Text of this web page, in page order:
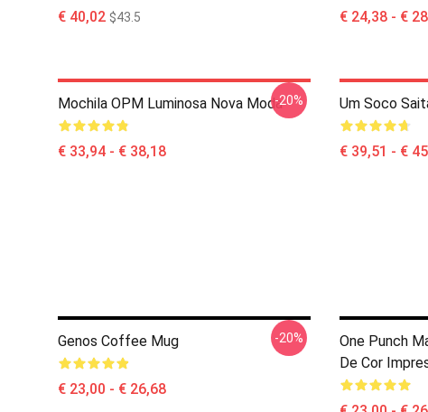
€ 40,02 $43.5 € 24,38 - €
Mochila OPM Luminosa Nova Moda
€ 33,94 - € 38,18
-20% Um Soco
€ 39,51 - €
Genos Coffee Mug
€ 23,00 - € 26,68
-20%
One Punch
De Cor